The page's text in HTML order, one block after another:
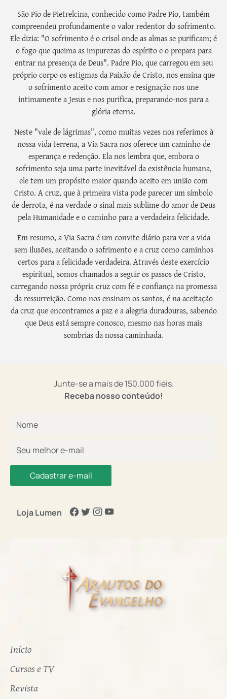
São Pio de Pietrelcina, conhecido como Padre Pio, também
compreendeu profundamente o valor redentor do sofrimento.
Ele dizia: "O sofrimento é o crisol onde as almas se purificam; é
o fogo que queima as impurezas do espírito e o prepara para
entrar na presença de Deus". Padre Pio, que carregou em seu
próprio corpo os estigmas da Paixão de Cristo, nos ensina que
o sofrimento aceito com amor e resignação nos une
intimamente a Jesus e nos purifica, preparando-nos para a
glória eterna.
Neste "vale de lágrimas", como muitas vezes nos referimos à
nossa vida terrena, a Via Sacra nos oferece um caminho de
esperança e redenção. Ela nos lembra que, embora o
sofrimento seja uma parte inevitável da existência humana,
ele tem um propósito maior quando aceito em união com
Cristo. A cruz, que à primeira vista pode parecer um símbolo
de derrota, é na verdade o sinal mais sublime do amor de Deus
pela Humanidade e o caminho para a verdadeira felicidade.
Em resumo, a Via Sacra é um convite diário para ver a vida
sem ilusões, aceitando o sofrimento e a cruz como caminhos
certos para a felicidade verdadeira. Através deste exercício
espiritual, somos chamados a seguir os passos de Cristo,
carregando nossa própria cruz com fé e confiança na promessa
da ressurreição. Como nos ensinam os santos, é na aceitação
da cruz que encontramos a paz e a alegria duradouras, sabendo
que Deus está sempre conosco, mesmo nas horas mais
sombrias da nossa caminhada.
Junte-se a mais de 150.000 fiéis.
Receba nosso conteúdo!
Cadastrar e-mail
Loja Lumen
Início
Cursos e TV
Revista